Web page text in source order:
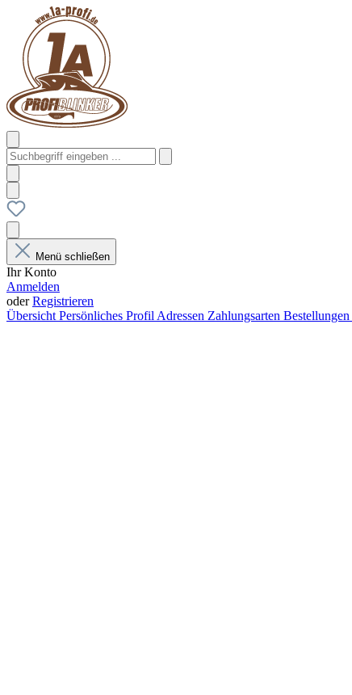
Menü schließen
Ihr Konto
Anmelden
oderRegistrieren
Übersicht Persönliches Profil Adressen Zahlungsarten Bestellungen